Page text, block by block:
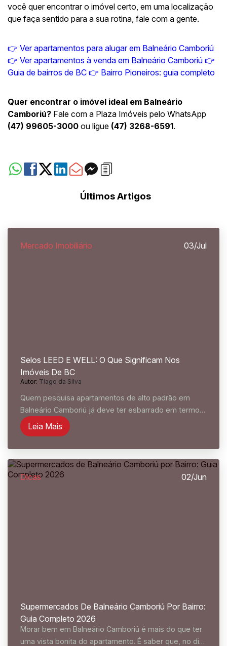
você quer encontrar o imóvel certo, em uma localização
que faça sentido para a sua rotina, fale com a gente.
👉 Ver apartamentos para alugar em Balneário Camboriú
👉 Ver apartamentos à venda em Balneário Camboriú 👉
Guia de bairros de BC 👉 Bairro Pioneiros: guia completo
Quer encontrar o imóvel ideal em Balneário
Camboriú? Fale com a Plaza Imóveis pelo WhatsApp
(47) 99605-3000 ou ligue (47) 3268-6591.
Últimos Artigos
Mercado Imobiliário 03/Jul
Selos LEED E WELL: O Que Significam Nos
Imóveis De BC
Autor: Tiago da Silva
Quem pesquisa apartamentos de alto padrão em
Balneário Camboriú já deve ter esbarrado em termos
como "certificação LEED" ou "selo WELL" nos
materiais de lançamentos como Auris Residenze,
Leia Mais
Dicas 02/Jun
Supermercados De Balneário Camboriú Por Bairro:
Guia Completo 2026
Morar bem em Balneário Camboriú é mais do que ter
uma vista bonita do apartamento. É saber que, no dia